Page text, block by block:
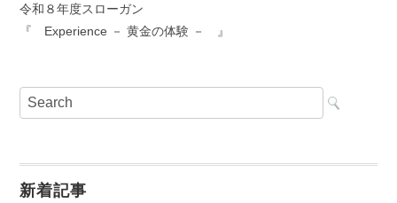
令和８年度スローガン
『 Experience － 黄金の体験 － 』
新着記事